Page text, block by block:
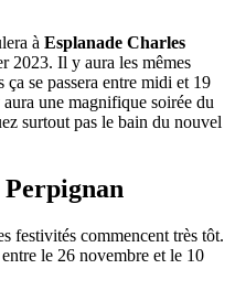
à Esplanade Charles
2023. Il y aura les mêmes
se passera entre midi et 19
une magnifique soirée du
surtout pas le bain du nouvel
Perpignan
festivités commencent très tôt.
le 26 novembre et le 10